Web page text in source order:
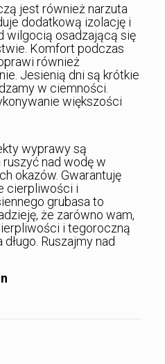
jest również narzuta
dodatkową izolację i
wilgocią osadzającą się
Komfort podczas
również
Jesienią dni są krótkie
w ciemności.
większości
wyprawy są
nad wodę w
okazów. Gwarantuję
cierpliwości i
grubasa to
że zarówno wam,
i tegoroczną
Ruszajmy nad